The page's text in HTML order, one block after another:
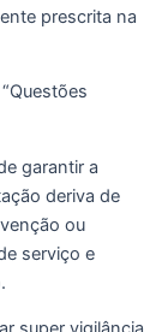
prescrita na
garantir a
deriva de
ou
serviço e